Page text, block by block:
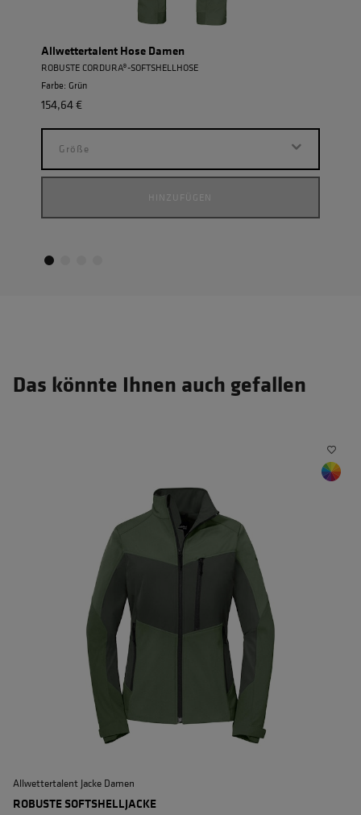
Allwettertalent Hose Damen
ROBUSTE CORDURA®-SOFTSHELLHOSE
Farbe: Grün
154,64 €
Größe
HINZUFÜGEN
Das könnte Ihnen auch gefallen
Allwettertalent Jacke Damen
ROBUSTE SOFTSHELLJACKE